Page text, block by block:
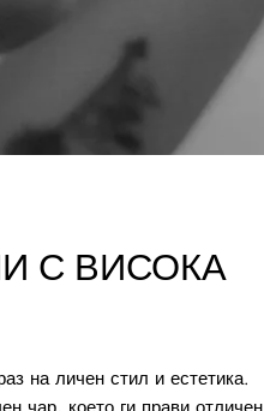
С ВИСОКА
на личен стил и естетика.